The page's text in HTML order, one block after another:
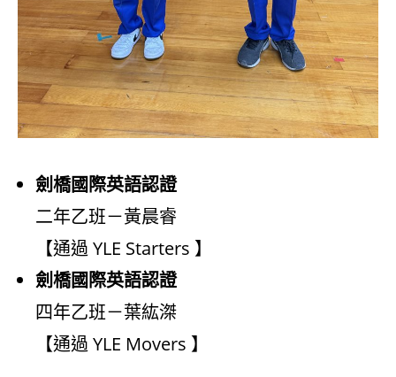
劍橋國際英語認證
二年乙班－黃晨睿
【通過 YLE Starters 】
劍橋國際英語認證
四年乙班－葉紘滐
【通過 YLE Movers 】